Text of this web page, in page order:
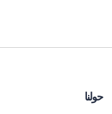
حولنا